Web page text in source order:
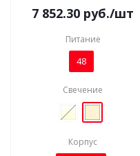
7 852.30 руб./шт
Питание
48
Свечение
Корпус